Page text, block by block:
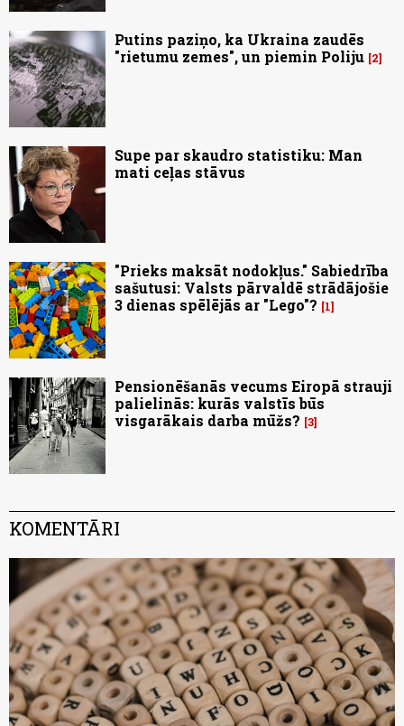
Putins paziņo, ka Ukraina zaudēs
"rietumu zemes", un piemin Poliju 2
Supe par skaudro statistiku: Man
mati ceļas stāvus
"Prieks maksāt nodokļus." Sabiedrība
sašutusi: Valsts pārvaldē strādājošie
3 dienas spēlējās ar "Lego"?
1
Pensionēšanās vecums Eiropā strauji
palielinās: kurās valstīs būs
visgarākais darba mūžs? 3
KOMENTĀRI